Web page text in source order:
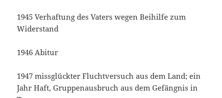
1945 Verhaftung des Vaters wegen Beihilfe zum
Widerstand
1946 Abitur
1947 missglückter Fluchtversuch aus dem Land; ein
Jahr Haft, Gruppenausbruch aus dem Gefängnis in